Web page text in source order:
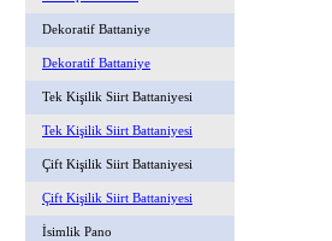
Dekoratif Battaniye
Dekoratif Battaniye
Tek Kişilik Siirt Battaniyesi
Tek Kişilik Siirt Battaniyesi
Çift Kişilik Siirt Battaniyesi
Çift Kişilik Siirt Battaniyesi
İsimlik Pano